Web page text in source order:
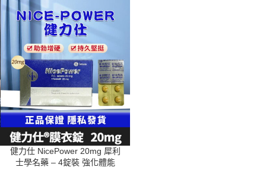
健力仕 NicePower 20mg 犀利
士學名藥 – 4錠裝 強化體能